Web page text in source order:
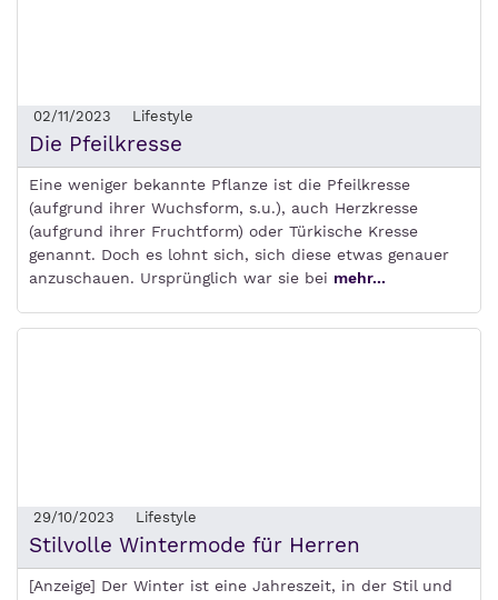
02/11/2023 Lifestyle
Die Pfeilkresse
Eine weniger bekannte Pflanze ist die Pfeilkresse
(aufgrund ihrer Wuchsform, s.u.), auch Herzkresse
(aufgrund ihrer Fruchtform) oder Türkische Kresse
genannt. Doch es lohnt sich, sich diese etwas genauer
anzuschauen. Ursprünglich war sie bei mehr...
29/10/2023 Lifestyle
Stilvolle Wintermode für Herren
[Anzeige] Der Winter ist eine Jahreszeit, in der Stil und